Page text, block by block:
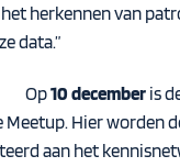
herkennen van
data.”
Op10 december is
Meetup. Hier worden
aan het